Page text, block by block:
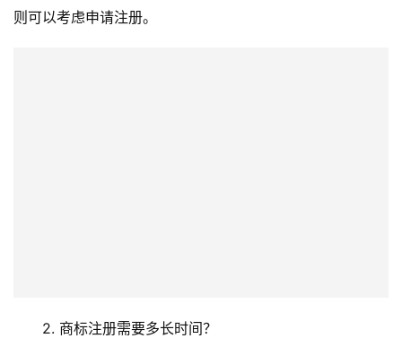
则可以考虑申请注册。
2. 商标注册需要多长时间？